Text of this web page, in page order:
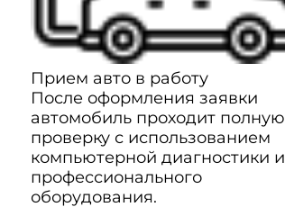
Прием авто в работу
После оформления заявки
автомобиль проходит полную
проверку с использованием
компьютерной диагностики и
профессионального
оборудования.